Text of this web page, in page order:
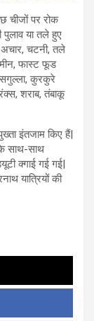
चीजों पर रोक
पुलाव या तले हुए
अचार, चटनी, तले
फास्ट फूड
कुरकुरे
शराब, तंबाकू
इंतजाम किए हैं|
साथ-साथ
क्गाई गई गई|
यात्रियों की